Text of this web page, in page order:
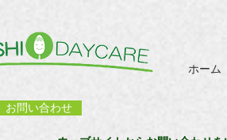
ホーム
お問い合わせ